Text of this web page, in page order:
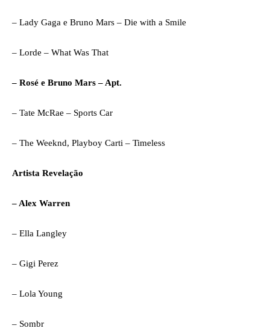
– Lady Gaga e Bruno Mars – Die with a Smile
– Lorde – What Was That
– Rosé e Bruno Mars – Apt.
– Tate McRae – Sports Car
– The Weeknd, Playboy Carti – Timeless
Artista Revelação
– Alex Warren
– Ella Langley
– Gigi Perez
– Lola Young
– Sombr